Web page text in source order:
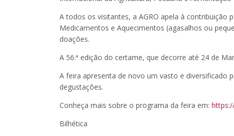
A todos os visitantes, a AGRO apela à contribuição
Medicamentos e Aquecimentos (agasalhos ou
doações.
A 56.ª edição do certame, que decorre até 24 de
A feira apresenta de novo um vasto e diversificado
degustações.
Conheça mais sobre o programa da feira em:
Bilhética